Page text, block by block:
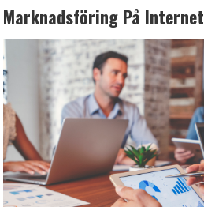
Marknadsföring På Internet